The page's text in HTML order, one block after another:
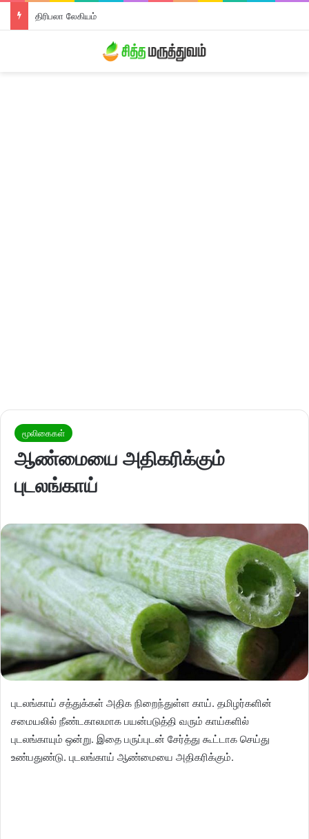
திரிபலா லேகியம்
மூலிகைகள்
ஆண்மையை அதிகரிக்கும்
புடலங்காய்
புடலங்காய் சத்துக்கள் அதிக நிறைந்துள்ள காய். தமிழர்களின்
சமையலில் நீண்டகாலமாக பயன்படுத்தி வரும் காய்களில்
புடலங்காயும் ஒன்று. இதை பருப்புடன் சேர்த்து கூட்டாக செய்து
உண்பதுண்டு. புடலங்காய் ஆண்மையை அதிகரிக்கும்.